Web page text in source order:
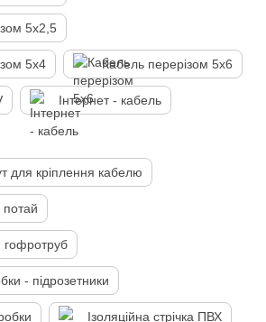
5х2,5
5х4 Кабель перерізом 5х6
Інтернет - кабель
для кріплення кабелю
гофротруб
- підрозетники
Ізоляційна стрічка ПВХ